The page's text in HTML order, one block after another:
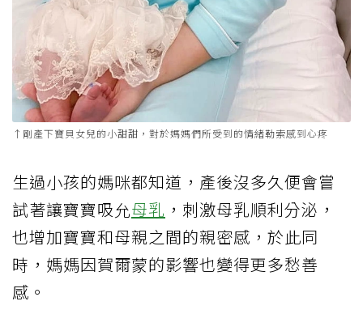
↑剛產下寶貝女兒的小甜甜，對於媽媽們所受到的情緒勒索感到心疼
生過小孩的媽咪都知道，產後沒多久便會嘗
試著讓寶寶吸允母乳 ，刺激母乳順利分泌，
也增加寶寶和母親之間的親密感，於此同
時，媽媽因賀爾蒙的影響也變得更多愁善
感。